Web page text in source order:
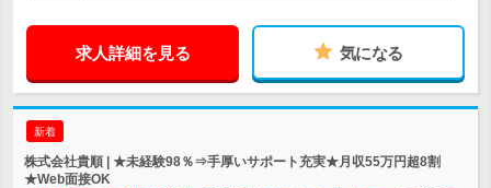
求人詳細を見る 気になる
新着
株式会社貴順 | ★未経験98％⇒手厚いサポート充実★月収55万円超8割
★Web面接OK